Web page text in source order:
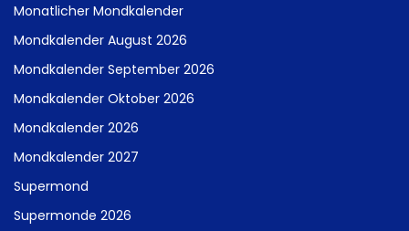
Monatlicher Mondkalender
Mondkalender August 2026
Mondkalender September 2026
Mondkalender Oktober 2026
Mondkalender 2026
Mondkalender 2027
Supermond
Supermonde 2026